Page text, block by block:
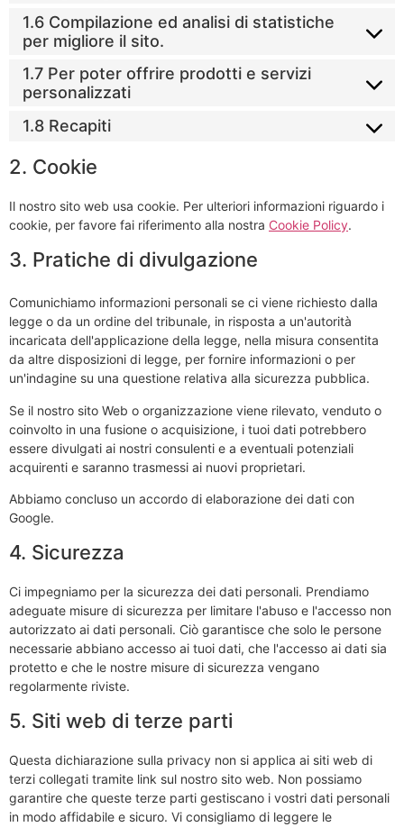
1.6 Compilazione ed analisi di statistiche
per migliore il sito.
1.7 Per poter offrire prodotti e servizi
personalizzati
1.8 Recapiti
2. Cookie
Il nostro sito web usa cookie. Per ulteriori informazioni riguardo i
cookie, per favore fai riferimento alla nostra Cookie Policy.
3. Pratiche di divulgazione
Comunichiamo informazioni personali se ci viene richiesto dalla
legge o da un ordine del tribunale, in risposta a un'autorità
incaricata dell'applicazione della legge, nella misura consentita
da altre disposizioni di legge, per fornire informazioni o per
un'indagine su una questione relativa alla sicurezza pubblica.
Se il nostro sito Web o organizzazione viene rilevato, venduto o
coinvolto in una fusione o acquisizione, i tuoi dati potrebbero
essere divulgati ai nostri consulenti e a eventuali potenziali
acquirenti e saranno trasmessi ai nuovi proprietari.
Abbiamo concluso un accordo di elaborazione dei dati con
Google.
4. Sicurezza
Ci impegniamo per la sicurezza dei dati personali. Prendiamo
adeguate misure di sicurezza per limitare l'abuso e l'accesso non
autorizzato ai dati personali. Ciò garantisce che solo le persone
necessarie abbiano accesso ai tuoi dati, che l'accesso ai dati sia
protetto e che le nostre misure di sicurezza vengano
regolarmente riviste.
5. Siti web di terze parti
Questa dichiarazione sulla privacy non si applica ai siti web di
terzi collegati tramite link sul nostro sito web. Non possiamo
garantire che queste terze parti gestiscano i vostri dati personali
in modo affidabile e sicuro. Vi consigliamo di leggere le